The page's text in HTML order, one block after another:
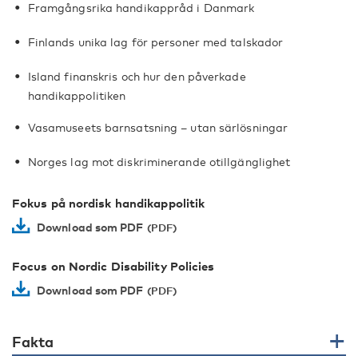
Framgångsrika handikappråd i Danmark
Finlands unika lag för personer med talskador
Island finanskris och hur den påverkade
handikappolitiken
Vasamuseets barnsatsning – utan särlösningar
Norges lag mot diskriminerande otillgänglighet
Fokus på nordisk handikappolitik
Download som PDF
Focus on Nordic Disability Policies
Download som PDF
Fakta